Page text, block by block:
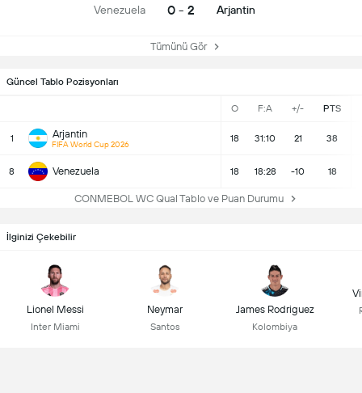
Güncel Tablo Pozisyonları
O F:A +/- PTS
1 Arjantin
FIFA World Cup 2026
18 31:10 21 38
8 Venezuela 18 18:28 -10 18
CONMEBOL WC Qual Tablo ve Puan Durumu
Venezuela 0 - 2 Arjantin
Tümünü Gör
İlginizi Çekebilir
Lionel Messi
Inter Miami
Neymar
Santos
James Rodriguez
Kolombiya